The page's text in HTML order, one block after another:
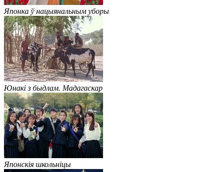
Японка ў нацыянальным уборы
Юнакі з быдлам. Мадагаскар
Японскія школьніцы